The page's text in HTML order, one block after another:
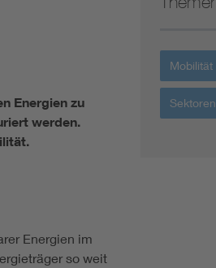
Energien zu
werden.
Energien im
so weit
Mobilität